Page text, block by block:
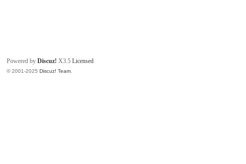
Powered byDiscuz! X3.5 Licensed
© 2001-2025Discuz! Team